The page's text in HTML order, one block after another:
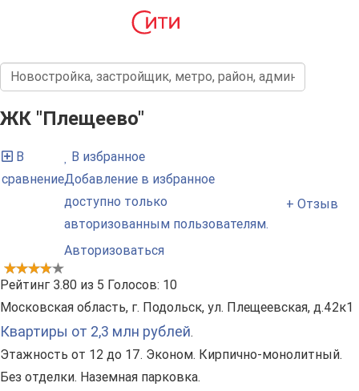
ЖК "Плещеево"
В
сравнение
В избранное
Добавление в избранное
доступно только
авторизованным пользователям.
Авторизоваться
+ Отзыв
Рейтинг 3.80 из 5 Голосов: 10
Московская область, г. Подольск, ул. Плещеевская, д.42к1
Квартиры от 2,3 млн рублей.
Этажность от 12 до 17. Эконом. Кирпично-монолитный.
Без отделки. Наземная парковка.